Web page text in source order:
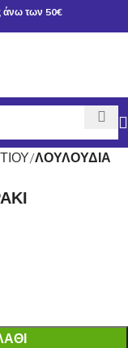
άνω των 50€
ΛΟΥΛΟΥΔΙΑ